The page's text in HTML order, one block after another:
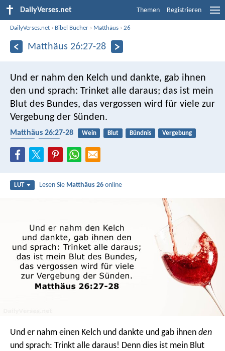
DailyVerses.net Themen Registrieren
DailyVerses.net › Bibel Bücher › Matthäus ›26
Matthäus 26:27-28
Und er nahm den Kelch und dankte, gab ihnen
den und sprach: Trinket alle daraus; das ist mein
Blut des Bundes, das vergossen wird für viele zur
Vergebung der Sünden.
Matthäus 26:27-28 Wein Blut Bündnis
Vergebung
LUT Lesen Sie Matthäus 26 online
Und er nahm einen Kelch und dankte und gab ihnen den
und sprach: Trinkt alle daraus! Denn dies ist mein Blut